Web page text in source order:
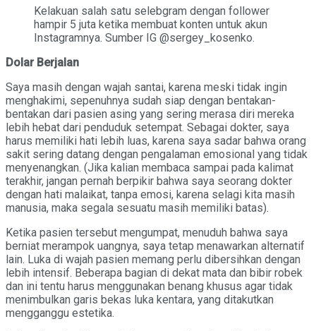
Kelakuan salah satu selebgram dengan follower
hampir 5 juta ketika membuat konten untuk akun
Instagramnya. Sumber IG @sergey_kosenko.
Dolar Berjalan
Saya masih dengan wajah santai, karena meski tidak ingin
menghakimi, sepenuhnya sudah siap dengan bentakan-
bentakan dari pasien asing yang sering merasa diri mereka
lebih hebat dari penduduk setempat. Sebagai dokter, saya
harus memiliki hati lebih luas, karena saya sadar bahwa orang
sakit sering datang dengan pengalaman emosional yang tidak
menyenangkan. (Jika kalian membaca sampai pada kalimat
terakhir, jangan pernah berpikir bahwa saya seorang dokter
dengan hati malaikat, tanpa emosi, karena selagi kita masih
manusia, maka segala sesuatu masih memiliki batas).
Ketika pasien tersebut mengumpat, menuduh bahwa saya
berniat merampok uangnya, saya tetap menawarkan alternatif
lain. Luka di wajah pasien memang perlu dibersihkan dengan
lebih intensif. Beberapa bagian di dekat mata dan bibir robek
dan ini tentu harus menggunakan benang khusus agar tidak
menimbulkan garis bekas luka kentara, yang ditakutkan
mengganggu estetika.